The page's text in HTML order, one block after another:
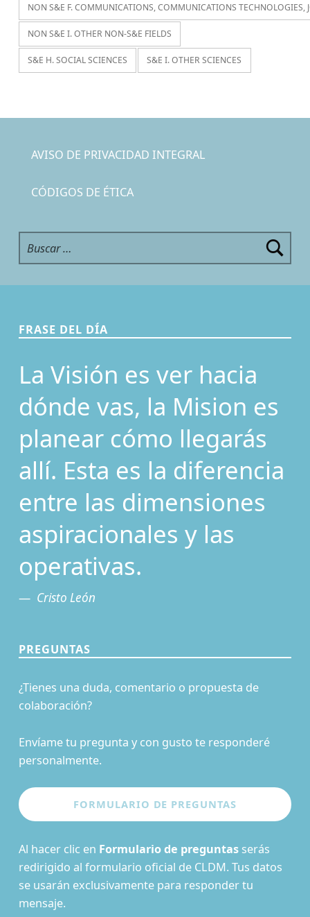
NON S&E F. COMMUNICATIONS, COMMUNICATIONS TECHNOLOGIES,
NON S&E I. OTHER NON-S&E FIELDS
S&E H. SOCIAL SCIENCES S&E I. OTHER SCIENCES
AVISO DE PRIVACIDAD INTEGRAL
CÓDIGOS DE ÉTICA
Buscar:
FRASE DEL DÍA
La Visión es ver hacia
dónde vas, la Mision es
planear cómo llegarás
allí. Esta es la diferencia
entre las dimensiones
aspiracionales y las
operativas.
Cristo León
PREGUNTAS
¿Tienes una duda, comentario o propuesta de
colaboración?
Envíame tu pregunta y con gusto te responderé
personalmente.
Al hacer clic en Formulario de preguntasserás
redirigido al formulario oficial de CLDM. Tus datos
se usarán exclusivamente para responder tu
mensaje.